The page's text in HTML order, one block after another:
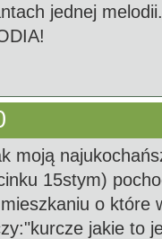
jednej
moją
15stym)
o które
jakie to